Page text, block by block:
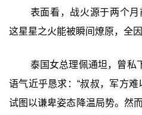
表面看，战火源于两个
这星星之火能被瞬间燎原，全因
泰国女总理佩通坦，曾私
语气近乎恳求：“叔叔，军方
试图以谦卑姿态降温局势。然